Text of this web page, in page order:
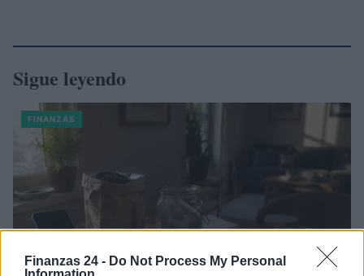
Finanzas 24 - Do Not Process My Personal
Sigue leyendo
FINANZAS